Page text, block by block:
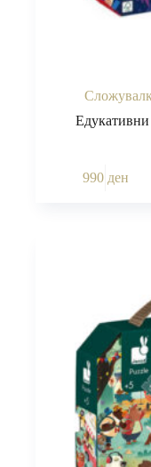
990 ден